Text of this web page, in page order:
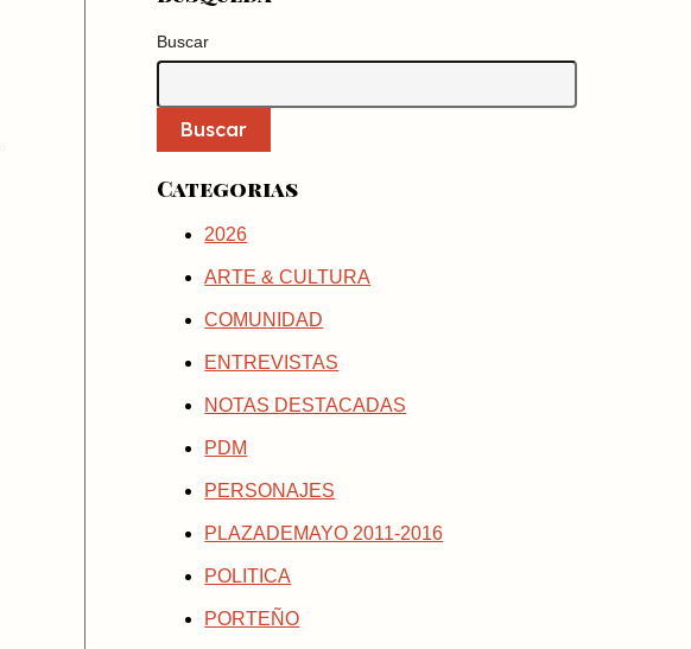
Buscar
Buscar
Categorias
2026
ARTE & CULTURA
COMUNIDAD
ENTREVISTAS
NOTAS DESTACADAS
PDM
PERSONAJES
PLAZADEMAYO 2011-2016
POLITICA
PORTEÑO